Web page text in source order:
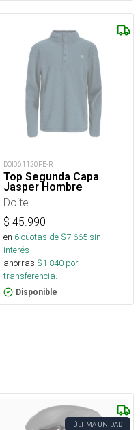
DOI061120FE-R
Top Segunda Capa
Jasper Hombre
Doite
$ 45.990
en 6cuotas de $7.665sin
interés
ahorras $1.840 por
transferencia.
Disponible
ÚLTIMA UNIDAD